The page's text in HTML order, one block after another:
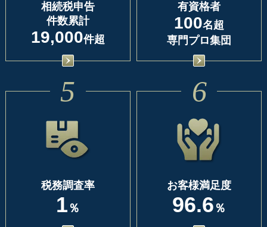
相続税申告
件数累計
19,000件超
有資格者
100名超
専門プロ集団
5
税務調査率
1 ％
6
お客様満足度
96.6 ％